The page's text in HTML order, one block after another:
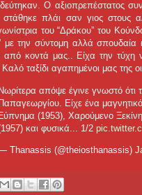
Ο αξιοπρεπέστατος
πλάι σαν γιος στους
του “Δράκου” του
με την σύντομη αλλά
από κοντά μας.. Είχα την
ταξίδι αγαπημένοι μας της
απόψε έγινε γνωστό
Είχε ένα
(1953), Χαρούμενο
και φυσικά... 1/2
Thanassis (@theiosthanassis)